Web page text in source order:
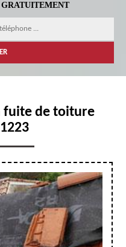
fuite de toiture